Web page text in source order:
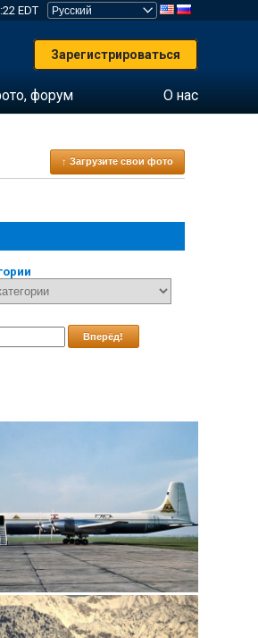
EDT
Зарегистрироваться
форум О нас
↑ Загрузите свои фото
Вперёд!